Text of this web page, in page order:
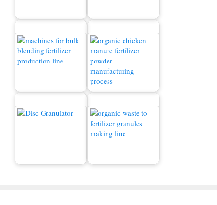
Hühnermistproduktionsli